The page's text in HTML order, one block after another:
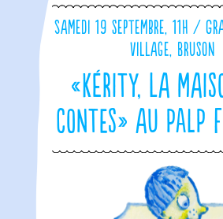
Samedi 19 septembre, 11h /
Village, Bruson
«Kérity, la
contes» au PALP